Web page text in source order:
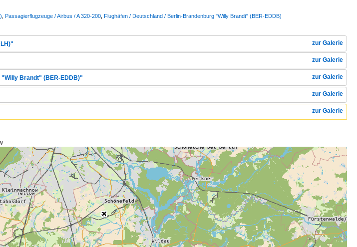
Passagierflugzeuge / Airbus / A 320-200 Flughäfen / Deutschland / Berlin-Brandenburg "Willy Brandt" (BER-EDDB)
zur Galerie
zur Galerie
zur Galerie
Brandt" (BER-EDDB)"
zur Galerie
zur Galerie